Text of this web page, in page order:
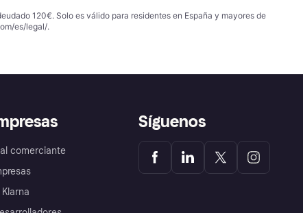
120€. Solo es válido para residentes en España y mayores de
es/legal/.
comerciante
Síguenos